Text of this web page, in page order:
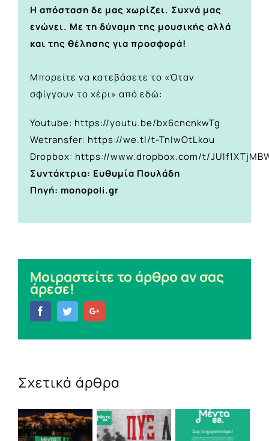
Η απόσταση δε μας χωρίζει. Συχνά μας
ενώνει. Με τη δύναμη της μουσικής αλλά
και της θέλησης για προσφορά!
Μπορείτε να κατεβάσετε το «Όταν
σφίγγουν το χέρι» από εδώ:
Youtube: https://youtu.be/bx6cncnkwTg
Wetransfer: https://we.tl/t-TnIwOtLkou
Dropbox: https://www.dropbox.com/t/
Συντάκτρια: Ευθυμία Πουλάδη
Πηγή: monopoli.gr
Μοιραστείτε το άρθρο αν σας
άρεσε!
FacebookTwitter
Σχετικά άρθρα